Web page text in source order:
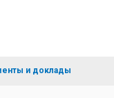
и доклады